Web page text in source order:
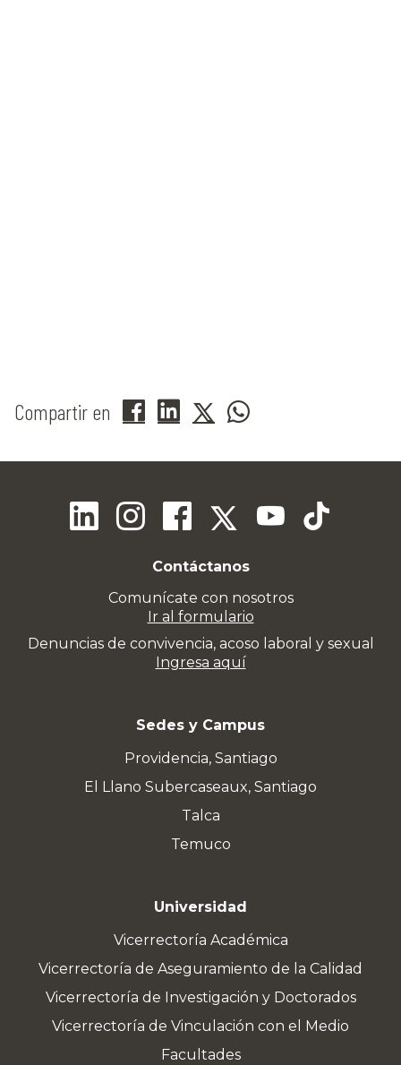
Compartir en
Contáctanos
Comunícate con nosotros
Ir al formulario
Denuncias de convivencia, acoso laboral y sexual
Ingresa aquí
Sedes y Campus
Providencia, Santiago
El Llano Subercaseaux, Santiago
Talca
Temuco
Universidad
Vicerrectoría Académica
Vicerrectoría de Aseguramiento de la Calidad
Vicerrectoría de Investigación y Doctorados
Vicerrectoría de Vinculación con el Medio
Facultades